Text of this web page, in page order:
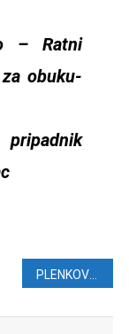
– Ratni
obuku-